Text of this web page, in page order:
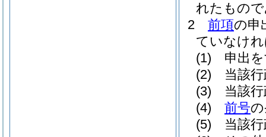
れたもの
2
前項の申
ていなけ
(1)
申出
(2)
当該
(3)
当該
(4)
前号
(5)
当該